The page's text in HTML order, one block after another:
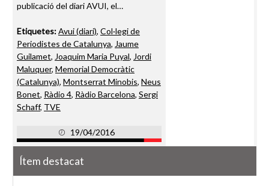
publicació del diari AVUI, el…
Etiquetes:Avui (diari), Col·legi de
Periodistes de Catalunya, Jaume
Guilamet, Joaquim Maria Puyal, Jordi
Maluquer, Memorial Democràtic
(Catalunya), Montserrat Minobis, Neus
Bonet, Ràdio 4, Ràdio Barcelona, Sergi
Schaff, TVE
19/04/2016
Ítem destacat